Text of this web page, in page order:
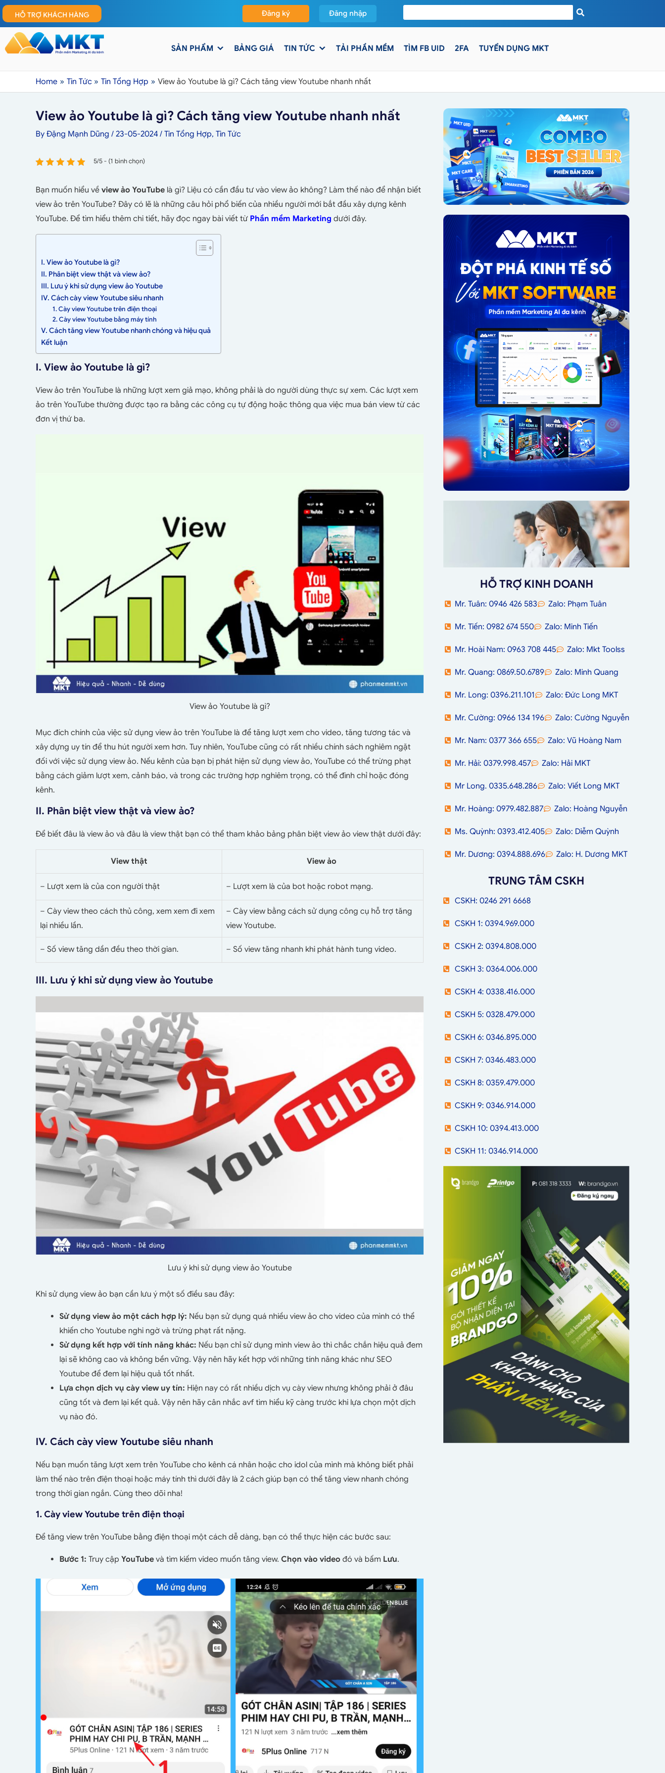
HỖ TRỢ KHÁCH HÀNG Đăng ký Đăng nhập
SẢN PHẨM BẢNG GIÁ TIN TỨC TẢI PHẦN MỀM TÌM FB UID 2FA TUYỂN DỤNG MKT
Home Tin Tức Tin Tổng Hợp View ảo Youtube là gì? Cách tăng view Youtube nhanh nhất
View ảo Youtube là gì? Cách tăng view Youtube nhanh nhất
By Đặng Mạnh Dũng / 23-05-2024 / Tin Tổng Hợp, Tin Tức
5/5 - (1 bình chọn)
Bạn muốn hiểu về view ảo YouTube là gì? Liệu có cần đầu tư vào view ảo không? Làm thế nào để nhận biết
view ảo trên YouTube? Đây có lẽ là những câu hỏi phổ biến của nhiều người mới bắt đầu xây dựng kênh
YouTube. Để tìm hiểu thêm chi tiết, hãy đọc ngay bài viết từ Phần mềm Marketing dưới đây.
I. View ảo Youtube là gì?
II. Phân biệt view thật và view ảo?
III. Lưu ý khi sử dụng view ảo Youtube
IV. Cách cày view Youtube siêu nhanh
1. Cày view Youtube trên điện thoại
2. Cày view Youtube bằng máy tính
V. Cách tăng view Youtube nhanh chóng và hiệu quả
Kết luận
I. View ảo Youtube là gì?
View ảo trên YouTube là những lượt xem giả mạo, không phải là do người dùng thực sự xem. Các lượt xem
ảo trên YouTube thường được tạo ra bằng các công cụ tự động hoặc thông qua việc mua bán view từ các
đơn vị thứ ba.
View ảo Youtube là gì?
Mục đích chính của việc sử dụng view ảo trên YouTube là để tăng lượt xem cho video, tăng tương tác và
xây dựng uy tín để thu hút người xem hơn. Tuy nhiên, YouTube cũng có rất nhiều chính sách nghiêm ngặt
đối với việc sử dụng view ảo. Nếu kênh của bạn bị phát hiện sử dụng view ảo, YouTube có thể trừng phạt
bằng cách giảm lượt xem, cảnh báo, và trong các trường hợp nghiêm trọng, có thể đình chỉ hoặc đóng
kênh.
II. Phân biệt view thật và view ảo?
Để biết đâu là view ảo và đâu là view thật bạn có thể tham khảo bảng phân biệt view ảo view thật dưới đây:
View thật View ảo
– Lượt xem là của con người thật – Lượt xem là của bot hoặc robot mạng.
– Cày view theo cách thủ công, xem xem đi xem
lại nhiều lần.
– Cày view bằng cách sử dụng công cụ hỗ trợ tăng
view Youtube.
– Số view tăng dần đều theo thời gian. – Số view tăng nhanh khi phát hành tung video.
III. Lưu ý khi sử dụng view ảo Youtube
Lưu ý khi sử dụng view ảo Youtube
Khi sử dụng view ảo bạn cần lưu ý một số điều sau đây:
Sử dụng view ảo một cách hợp lý: Nếu bạn sử dụng quá nhiều view ảo cho video của mình có thể
khiến cho Youtube nghi ngờ và trừng phạt rất nặng.
Sử dụng kết hợp với tính năng khác: Nếu bạn chỉ sử dụng mình view ảo thì chắc chắn hiệu quả đem
lại sẽ không cao và không bền vững. Vậy nên hãy kết hợp với những tính năng khác như SEO
Youtube để đem lại hiệu quả tốt nhất.
Lựa chọn dịch vụ cày view uy tín: Hiện nay có rất nhiều dịch vụ cày view nhưng không phải ở đâu
cũng tốt và đem lại kết quả. Vậy nên hãy cân nhắc avf tìm hiểu kỹ càng trước khi lựa chọn một dịch
vụ nào đó.
IV. Cách cày view Youtube siêu nhanh
Nếu bạn muốn tăng lượt xem trên YouTube cho kênh cá nhân hoặc cho idol của mình mà không biết phải
làm thế nào trên điện thoại hoặc máy tính thì dưới đây là 2 cách giúp bạn có thể tăng view nhanh chóng
trong thời gian ngắn. Cùng theo dõi nha!
1. Cày view Youtube trên điện thoại
Để tăng view trên YouTube bằng điện thoại một cách dễ dàng, bạn có thể thực hiện các bước sau:
Bước 1: Truy cập YouTube và tìm kiếm video muốn tăng view. Chọn vào video đó và bấm Lưu.
HỖ TRỢ KINH DOANH
Mr. Tuân: 0946 426 583 Zalo: Phạm Tuân
Mr. Tiến: 0982 674 550 Zalo: Minh Tiến
Mr. Hoài Nam: 0963 708 445 Zalo: Mkt Toolss
Mr. Quang: 0869.50.6789 Zalo: Minh Quang
Mr. Long: 0396.211.101 Zalo: Đức Long MKT
Mr. Cường: 0966 134 196 Zalo: Cường Nguyễn
Mr. Nam: 0377 366 655 Zalo: Vũ Hoàng Nam
Mr. Hải: 0379.998.457 Zalo: Hải MKT
Mr Long. 0335.648.286 Zalo: Viết Long MKT
Mr. Hoàng: 0979.482.887 Zalo: Hoàng Nguyễn
Ms. Quỳnh: 0393.412.405 Zalo: Diễm Quỳnh
Mr. Dương: 0394.888.696 Zalo: H. Dương MKT
TRUNG TÂM CSKH
CSKH: 0246 291 6668
CSKH 1: 0394.969.000
CSKH 2: 0394.808.000
CSKH 3: 0364.006.000
CSKH 4: 0338.416.000
CSKH 5: 0328.479.000
CSKH 6: 0346.895.000
CSKH 7: 0346.483.000
CSKH 8: 0359.479.000
CSKH 9: 0346.914.000
CSKH 10: 0394.413.000
CSKH 11: 0346.914.000